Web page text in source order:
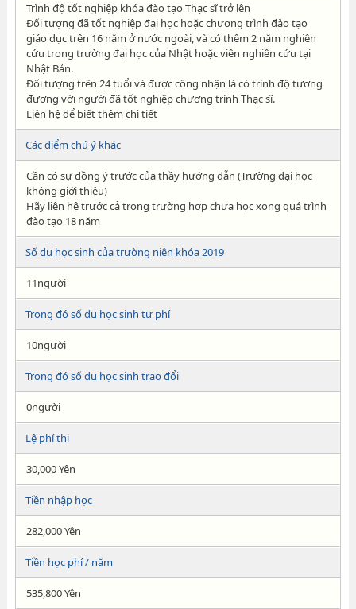
Trình độ tốt nghiệp khóa đào tạo Thạc sĩ trở lên
Đối tượng đã tốt nghiệp đại học hoặc chương trình đào tạo
giáo dục trên 16 năm ở nước ngoài, và có thêm 2 năm nghiên
cứu trong trường đại học của Nhật hoặc viên nghiên cứu tại
Nhật Bản.
Đối tượng trên 24 tuổi và được công nhận là có trình độ tương
đương với người đã tốt nghiệp chương trình Thạc sĩ.
Liên hệ để biết thêm chi tiết
Các điểm chú ý khác
Cần có sự đồng ý trước của thầy hướng dẫn (Trường đại học
không giới thiệu)
Hãy liên hệ trước cả trong trường hợp chưa học xong quá trình
đào tạo 18 năm
Số du học sinh của trường niên khóa 2019
11người
Trong đó số du học sinh tư phí
10người
Trong đó số du học sinh trao đổi
0người
Lệ phí thi
30,000 Yên
Tiền nhập học
282,000 Yên
Tiền học phí / năm
535,800 Yên